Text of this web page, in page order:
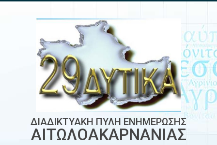
ΔΙΑΔΙΚΤΥΑΚΗ ΠΥΛΗ ΕΝΗΜΕΡΩΣΗΣ
ΑΙΤΩΛΟΑΚΑΡΝΑΝΙΑΣ